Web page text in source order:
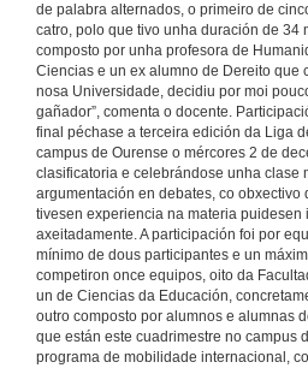
de palabra alternados, o primeiro de
catro, polo que tivo unha duración de 34
composto por unha profesora de
Ciencias e un ex alumno de Dereito que
nosa Universidade, decidiu por moi
gañador”, comenta o docente.
final péchase a terceira edición da Liga
campus de Ourense o mércores 2 de
clasificatoria e celebrándose unha clase
argumentación en debates, co obxectivo
tivesen experiencia na materia puidesen
axeitadamente. A participación foi por
mínimo de dous participantes e un
competiron once equipos, oito da
un de Ciencias da Educación,
outro composto por alumnos e alumnas
que están este cuadrimestre no campus
programa de mobilidade internacional,
9 de dec. de
P.1. Defensa
9 de dec. de
P.2 Refutación
9 de dec. de
P.3 Refutación
9 de dec. de